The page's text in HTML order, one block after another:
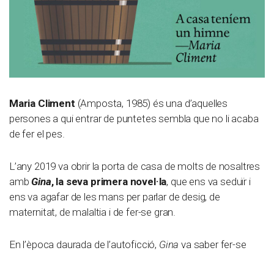
Maria Climent (Amposta, 1985) és una d’aquelles
persones a qui entrar de puntetes sembla que no li acaba
de fer el pes.
L’any 2019 va obrir la porta de casa de molts de nosaltres
ambGina, la seva primera novel·la, que ens va seduïr i
ens va agafar de les mans per parlar de desig, de
maternitat, de malaltia i de fer-se gran.
En l’època daurada de l’autoficció, Gina va saber fer-se